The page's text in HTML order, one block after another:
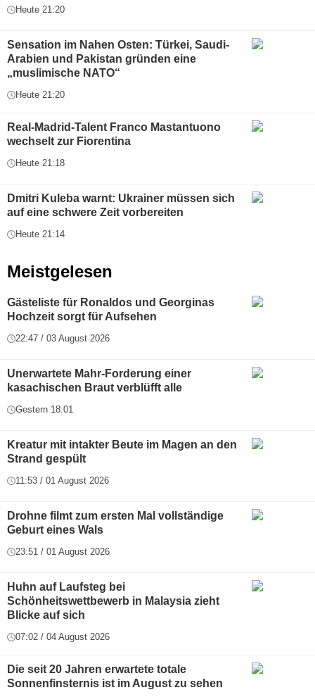
Heute 21:20
Sensation im Nahen Osten: Türkei, Saudi-
Arabien und Pakistan gründen eine
„muslimische NATO“
Heute 21:20
Real-Madrid-Talent Franco Mastantuono
wechselt zur Fiorentina
Heute 21:18
Dmitri Kuleba warnt: Ukrainer müssen sich
auf eine schwere Zeit vorbereiten
Heute 21:14
Meistgelesen
Gästeliste für Ronaldos und Georginas
Hochzeit sorgt für Aufsehen
22:47 / 03 August 2026
Unerwartete Mahr-Forderung einer
kasachischen Braut verblüfft alle
Gestern 18:01
Kreatur mit intakter Beute im Magen an den
Strand gespült
11:53 / 01 August 2026
Drohne filmt zum ersten Mal vollständige
Geburt eines Wals
23:51 / 01 August 2026
Huhn auf Laufsteg bei
Schönheitswettbewerb in Malaysia zieht
Blicke auf sich
07:02 / 04 August 2026
Die seit 20 Jahren erwartete totale
Sonnenfinsternis ist im August zu sehen